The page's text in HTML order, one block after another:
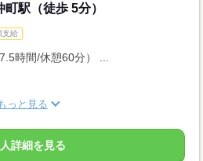
駅（徒歩 5分）
支給
時間/休憩60分） ...
っと見る
詳細を見る